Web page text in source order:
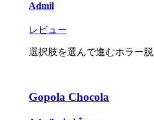
Admil
レビュー
選択肢を選んで進むホラー
Gopola Chocola